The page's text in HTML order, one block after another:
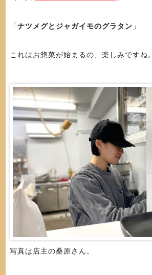
「ナツメグとジャガイモのグラタン 」
これはお惣菜が始まるの、楽しみですね。
写真は店主の桑原さん。